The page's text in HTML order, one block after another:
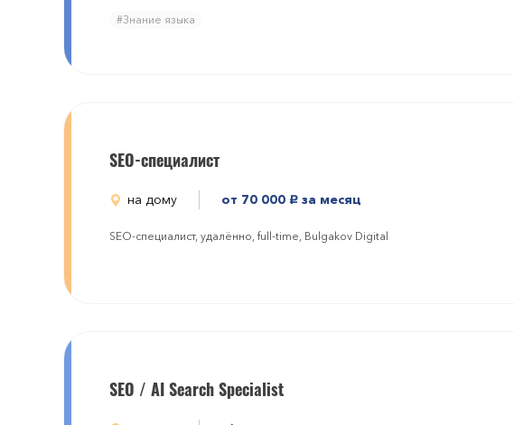
#Знание языка
SEO-специалист
на дому от 70 000 руб. за месяц
SEO-специалист, удалённо, full-time, Bulgakov Digital
SEO / AI Search Specialist